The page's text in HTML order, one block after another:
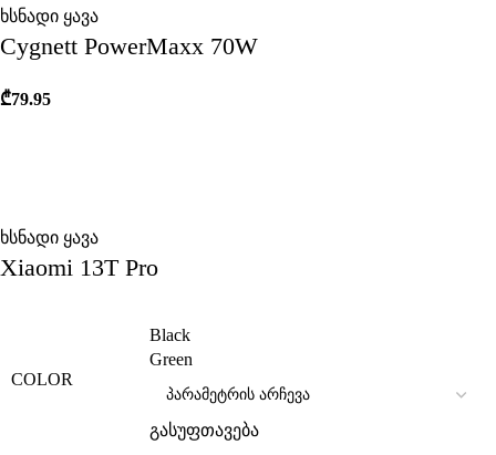
ხსნადი ყავა
Cygnett PowerMaxx 70W
₾79.95
ხსნადი ყავა
Xiaomi 13T Pro
COLOR
Black
Green
გასუფთავება